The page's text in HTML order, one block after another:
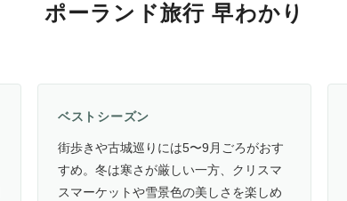
ポーランド旅行 早わかり
ベストシーズン
街歩きや古城巡りには5〜9月ごろがおす
すめ。冬は寒さが厳しい一方、クリスマ
スマーケットや雪景色の美しさを楽しめ